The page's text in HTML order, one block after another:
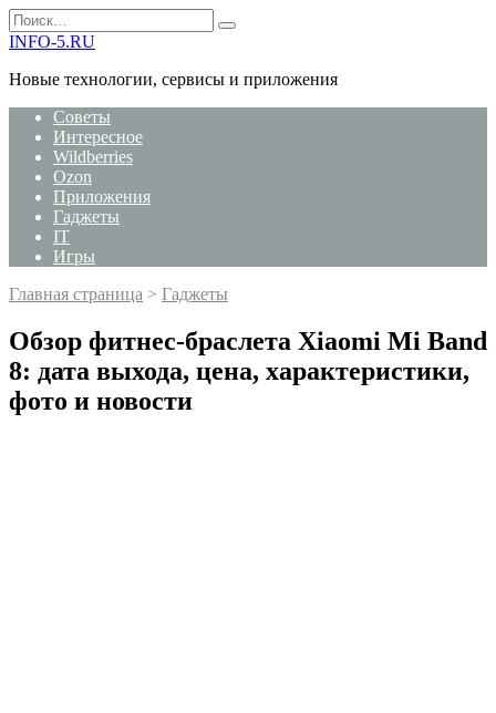
Перейти
к
Search
for:
INFO-5.RU
Новые технологии, сервисы и приложения
Советы
Интересное
Wildberries
Ozon
Приложения
Гаджеты
IT
Игры
Главная страница > Гаджеты
Обзор фитнес-браслета Xiaomi Mi Band
8: дата выхода, цена, характеристики,
фото и новости